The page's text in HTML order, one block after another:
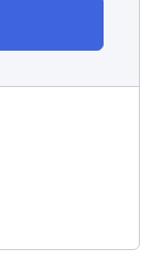
netus et
Pulvinar
nibh sit
netus et
orci ac. Dui
leo vel orci
eu. Molestie